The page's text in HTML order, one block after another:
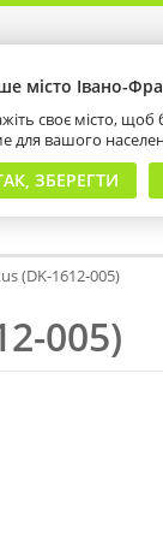
місто Івано-
своє місто, щоб
для вашого
ЗБЕРЕГТИ
(DK-1612-005)
005)